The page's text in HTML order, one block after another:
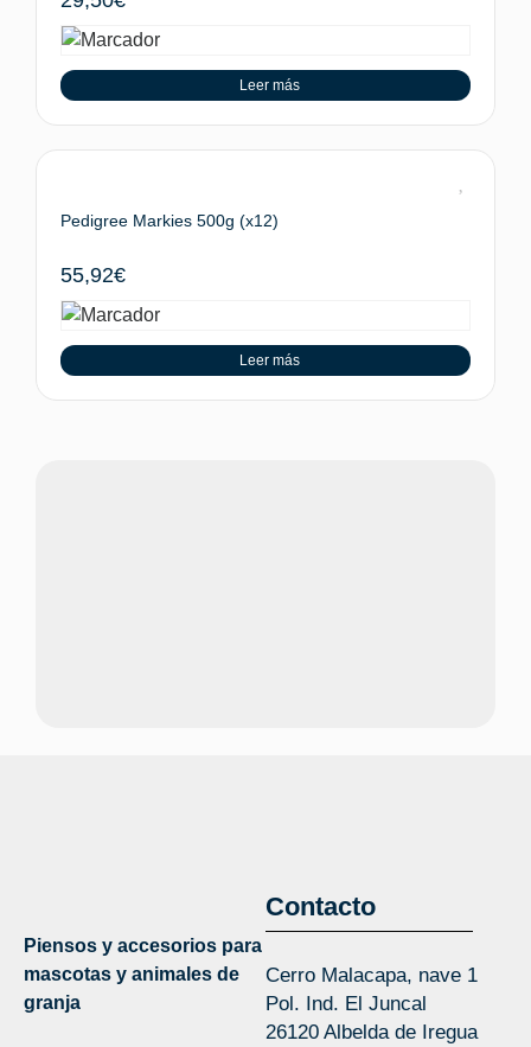
Leer más
Pedigree Markies 500g (x12)
55,92€
Leer más
Piensos y accesorios para
mascotas y animales de
granja
Contacto
Cerro Malacapa, nave 1
Pol. Ind. El Juncal
26120 Albelda de Iregua